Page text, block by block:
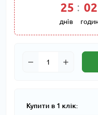
25
днів
02
годин
Купити в 1 клік: